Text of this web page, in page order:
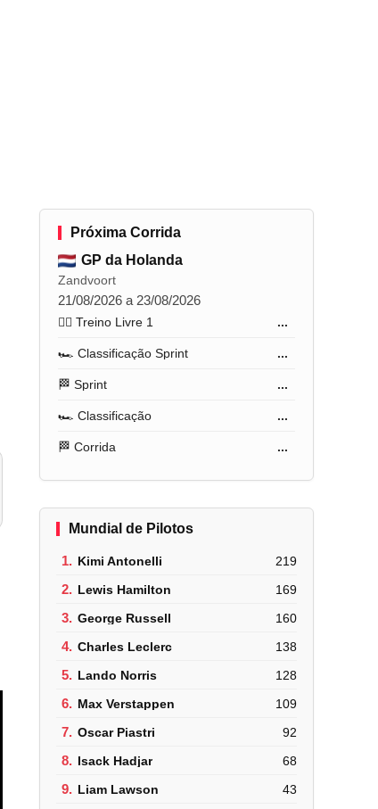
Próxima Corrida
GP da Holanda
Zandvoort
21/08/2026 a 23/08/2026
🏋️‍♂️ Treino Livre 1 ...
🏎️ Classificação Sprint ...
🏁 Sprint ...
🏎️ Classificação ...
🏁 Corrida ...
Mundial de Pilotos
1. Kimi Antonelli 219
2. Lewis Hamilton 169
3. George Russell 160
4. Charles Leclerc 138
5. Lando Norris 128
6. Max Verstappen 109
7. Oscar Piastri 92
8. Isack Hadjar 68
9. Liam Lawson 43